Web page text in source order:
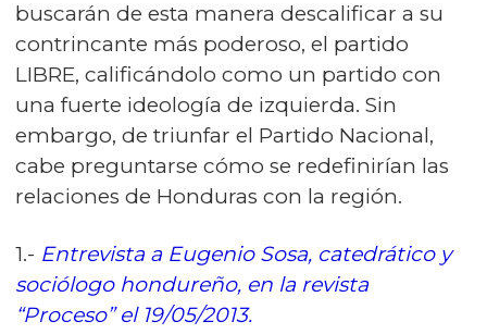
buscarán de esta manera descalificar a su
contrincante más poderoso, el partido
LIBRE, calificándolo como un partido con
una fuerte ideología de izquierda. Sin
embargo, de triunfar el Partido Nacional,
cabe preguntarse cómo se redefinirían las
relaciones de Honduras con la región.
1.- Entrevista a Eugenio Sosa, catedrático y
sociólogo hondureño, en la revista
“Proceso” el 19/05/2013.